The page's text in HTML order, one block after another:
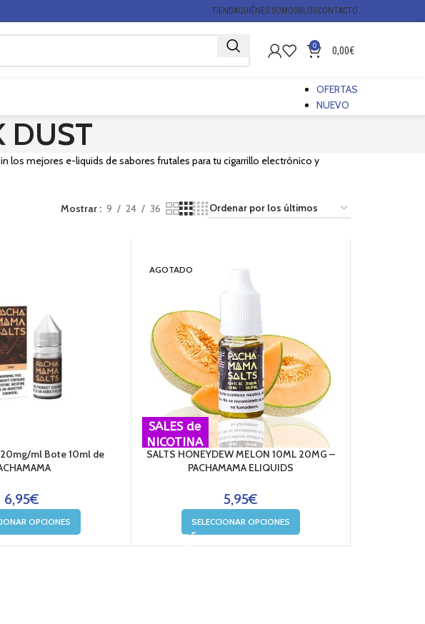
TIENDAQUIÉNES SOMOSBLOGCONTACTO
0 0,00€
OFERTAS
NUEVO
DUST
los mejores e-liquids de sabores frutales para tu cigarrillo electrónico y
Mostrar 9 24 36
ml Bote 10ml de
6,95€
OPCIONES
AGOTADO
SALES de
NICOTINA
SALTS HONEYDEW MELON 10ML 20MG –
PACHAMAMA ELIQUIDS
5,95€
SELECCIONAR OPCIONES